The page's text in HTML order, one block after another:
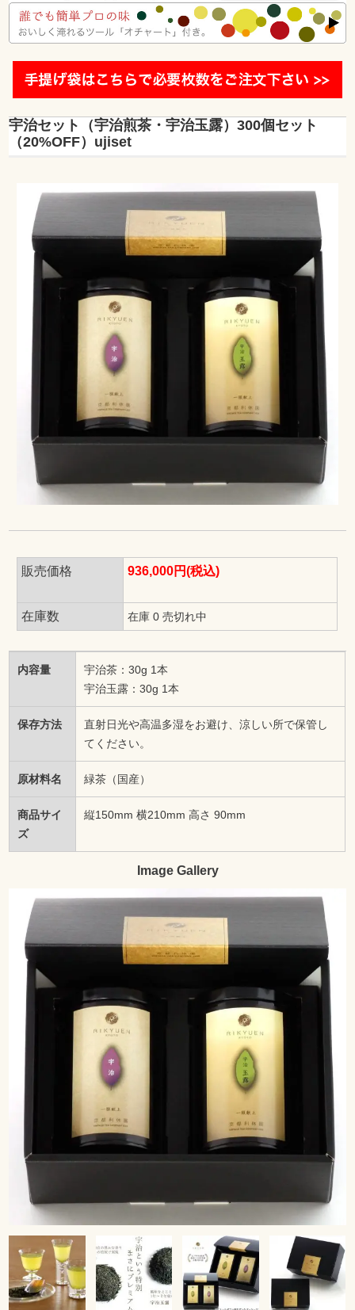
宇治セット（宇治煎茶・宇治玉露）300個セット
（20%OFF）ujiset
販売価格 936,000円(税込)
在庫数 在庫 0 売切れ中
内容量
宇治茶：30g 1本
宇治玉露：30g 1本
保存方法
直射日光や高温多湿をお避け、涼しい所で保管し
てください。
原材料名 緑茶（国産）
商品サイ
ズ
縦150mm 横210mm 高さ 90mm
Image Gallery